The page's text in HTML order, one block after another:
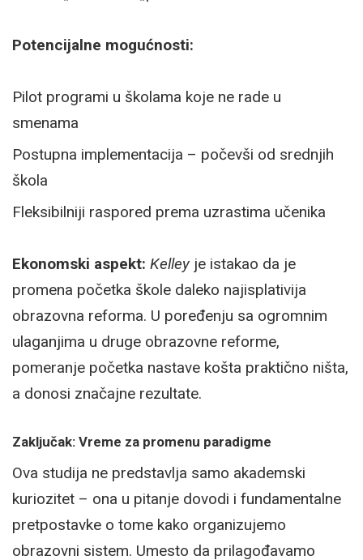
Potencijalne mogućnosti:
Pilot programi u školama koje ne rade u
smenama
Postupna implementacija – počevši od srednjih
škola
Fleksibilniji raspored prema uzrastima učenika
Ekonomski aspekt: Kelley je istakao da je
promena početka škole daleko najisplativija
obrazovna reforma. U poređenju sa ogromnim
ulaganjima u druge obrazovne reforme,
pomeranje početka nastave košta praktično ništa,
a donosi značajne rezultate.
Zaključak: Vreme za promenu paradigme
Ova studija ne predstavlja samo akademski
kuriozitet – ona u pitanje dovodi i fundamentalne
pretpostavke o tome kako organizujemo
obrazovni sistem. Umesto da prilagođavamo